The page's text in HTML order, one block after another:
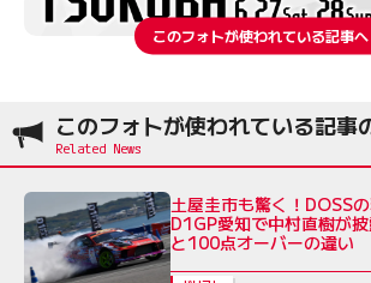
このフォトが使われている記事へ
このフォトが使われている記事
土屋圭市も驚く！DOSSの
D1GP愛知で中村直樹が
と100点オーバーの違い